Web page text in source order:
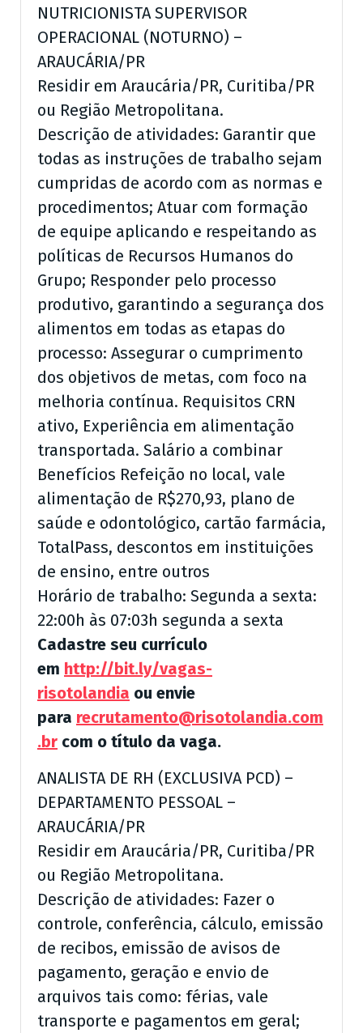
NUTRICIONISTA SUPERVISOR
OPERACIONAL (NOTURNO) –
ARAUCÁRIA/PR
Residir em Araucária/PR, Curitiba/PR
ou Região Metropolitana.
Descrição de atividades: Garantir que
todas as instruções de trabalho sejam
cumpridas de acordo com as normas e
procedimentos; Atuar com formação
de equipe aplicando e respeitando as
políticas de Recursos Humanos do
Grupo; Responder pelo processo
produtivo, garantindo a segurança dos
alimentos em todas as etapas do
processo: Assegurar o cumprimento
dos objetivos de metas, com foco na
melhoria contínua. Requisitos CRN
ativo, Experiência em alimentação
transportada. Salário a combinar
Benefícios Refeição no local, vale
alimentação de R$270,93, plano de
saúde e odontológico, cartão farmácia,
TotalPass, descontos em instituições
de ensino, entre outros
Horário de trabalho: Segunda a sexta:
22:00h às 07:03h segunda a sexta
Cadastre seu currículo
em http://bit.ly/vagas-
risotolandia ou envie
para recrutamento@risotolandia.com
.br com o título da vaga.
ANALISTA DE RH (EXCLUSIVA PCD) –
DEPARTAMENTO PESSOAL –
ARAUCÁRIA/PR
Residir em Araucária/PR, Curitiba/PR
ou Região Metropolitana.
Descrição de atividades: Fazer o
controle, conferência, cálculo, emissão
de recibos, emissão de avisos de
pagamento, geração e envio de
arquivos tais como: férias, vale
transporte e pagamentos em geral;